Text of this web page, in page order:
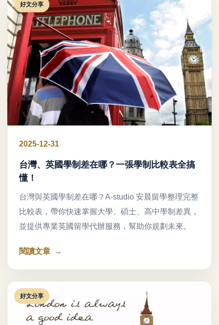
好文分享
2025-12-31
台灣、英國學制差在哪？一張學制比較表全搞
懂！
台灣與英國學制差在哪？A-studio 安晨留學整理完整
比較表，帶你快速掌握大學、碩士、高中學制差異，
並提供專業英國留學代辦服務，幫助你規劃未來。
閱讀文章
好文分享